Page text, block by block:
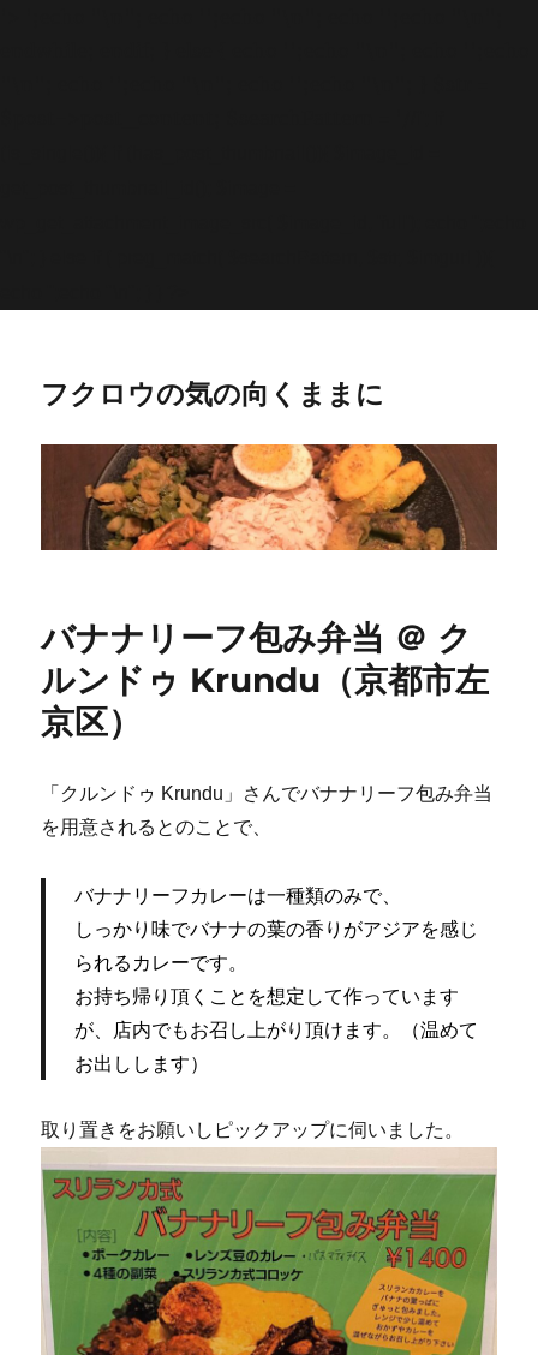
フクロウの気の向くままに
バナナリーフ包み弁当 ＠ ク
ルンドゥ Krundu（京都市左
京区）
「クルンドゥ Krundu」さんでバナナリーフ包み弁当
を用意されるとのことで、
バナナリーフカレーは一種類のみで、
しっかり味でバナナの葉の香りがアジアを感じ
られるカレーです。
お持ち帰り頂くことを想定して作っています
が、店内でもお召し上がり頂けます。（温めて
お出しします）
取り置きをお願いしピックアップに伺いました。